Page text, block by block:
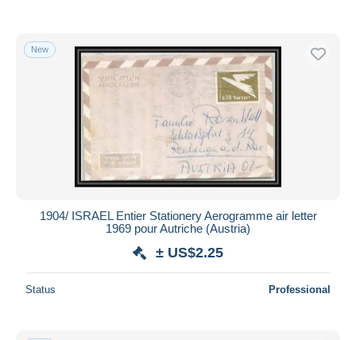
New
1904/ ISRAEL Entier Stationery Aerogramme air letter
1969 pour Autriche (Austria)
± US$2.25
Status Professional